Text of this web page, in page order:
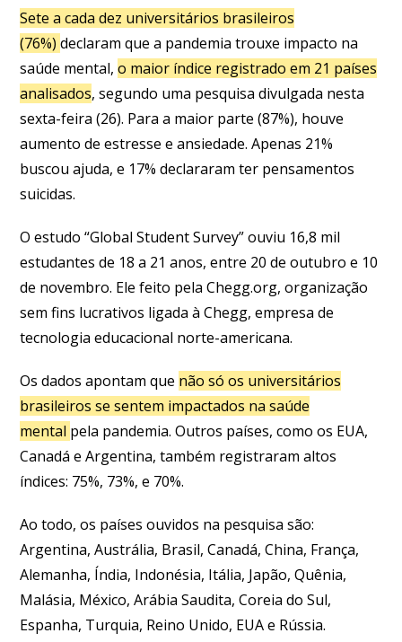
Sete a cada dez universitários brasileiros
(76%)declaram que a pandemia trouxe impacto na
saúde mental,o maior índice registrado em 21 países
analisados, segundo uma pesquisa divulgada nesta
sexta-feira (26). Para a maior parte (87%), houve
aumento de estresse e ansiedade. Apenas 21%
buscou ajuda, e 17% declararam ter pensamentos
suicidas.
O estudo “Global Student Survey” ouviu 16,8 mil
estudantes de 18 a 21 anos, entre 20 de outubro e 10
de novembro. Ele feito pela Chegg.org, organização
sem fins lucrativos ligada à Chegg, empresa de
tecnologia educacional norte-americana.
Os dados apontam que não só os universitários
brasileiros se sentem impactados na saúde
mental pela pandemia. Outros países, como os EUA,
Canadá e Argentina, também registraram altos
índices: 75%, 73%, e 70%.
Ao todo, os países ouvidos na pesquisa são:
Argentina, Austrália, Brasil, Canadá, China, França,
Alemanha, Índia, Indonésia, Itália, Japão, Quênia,
Malásia, México, Arábia Saudita, Coreia do Sul,
Espanha, Turquia, Reino Unido, EUA e Rússia.